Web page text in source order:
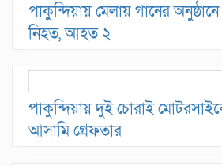
পাকুন্দিয়ায় মেলায় গানের
নিহত, আহত ২
পাকুন্দিয়ায় দুই চোরাই
আসামি গ্রেফতার